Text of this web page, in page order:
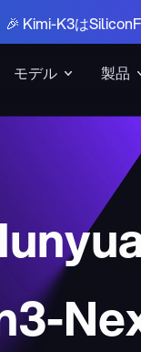
モデル 製品
🎉 Kimi-K3は